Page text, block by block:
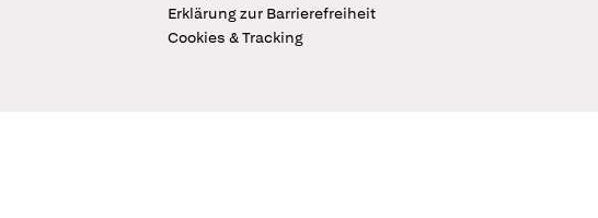
Erklärung zur Barrierefreiheit
Cookies & Tracking